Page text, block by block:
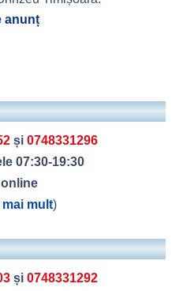
anunț
și 0748331296
07:30-19:30
mult)
și 0748331292